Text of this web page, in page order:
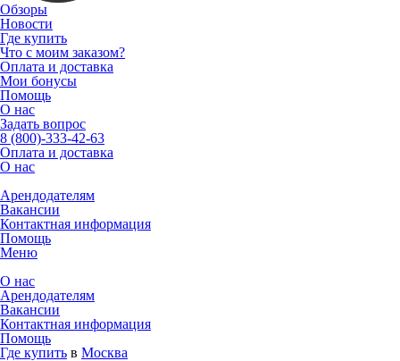
Обзоры
Новости
Где купить
Что с моим заказом?
Оплата и доставка
Мои бонусы
Помощь
О нас
Задать вопрос
8 (800)-333-42-63
Оплата и доставка
О нас
Арендодателям
Вакансии
Контактная информация
Помощь
Меню
О нас
Арендодателям
Вакансии
Контактная информация
Помощь
Где купить в Москва